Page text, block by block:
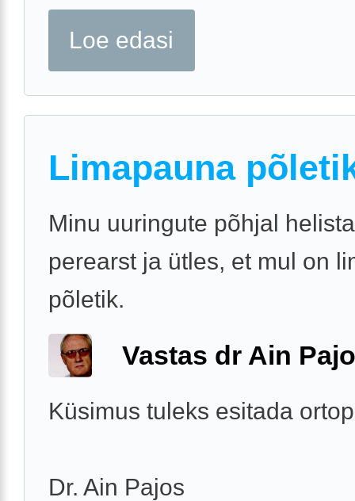
Loe edasi
Limapauna
Minu uuringute põhjal
perearst ja ütles, et mul on
põletik.
Vastas dr Ain
Küsimus tuleks esitada
Dr. Ain Pajos